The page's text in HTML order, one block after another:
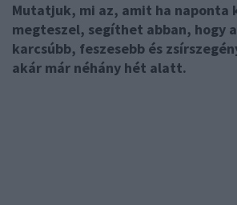
Mutatjuk, mi az, amit ha naponta
megteszel, segíthet abban, hogy
karcsúbb, feszesebb és
akár már néhány hét alatt.